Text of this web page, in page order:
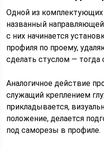
Одной из комплектующих
названный
с них начинается
профиля по проему,
сделать стуслом —
Аналогичное действие
служащий креплением
прикладывается,
положение, делается
под саморезы в профиле.